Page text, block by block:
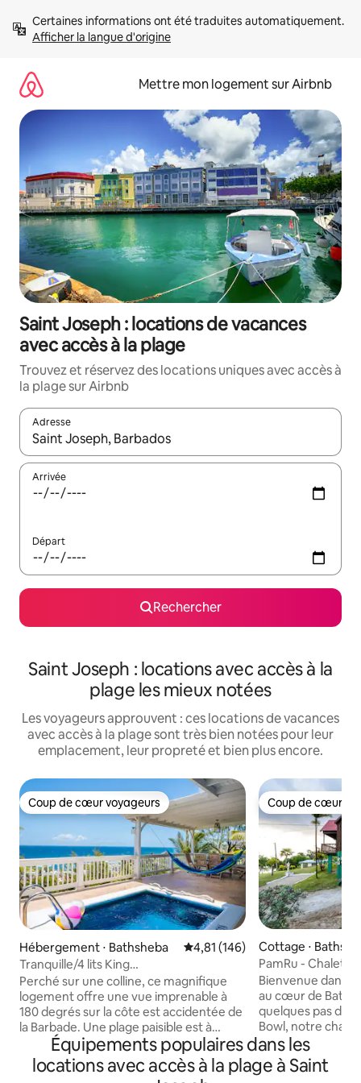
directement
Afficher la langue d'origine
Mettre mon logement sur Airbnb
Saint Joseph : locations de vacances
avec accès à la plage
Trouvez et réservez des locations uniques avec accès à
la plage sur Airbnb
Adresse
Lorsque les résultats s'affichent, utilisez les flèches vers le
Arrivée
Départ
Rechercher
Saint Joseph : locations avec accès à la
plage les mieux notées
Les voyageurs approuvent : ces locations de vacances
avec accès à la plage sont très bien notées pour leur
emplacement, leur propreté et bien plus encore.
Coup de cœur voyageurs
Coup de cœur voyageurs
Hébergement ⋅ Bathsheba Évaluation moyenne sur la
4,81 (146)
Tranquille/4 lits King
size/Piscine/Est/Jeux
Perché sur une colline, ce magnifique
logement offre une vue imprenable à
180 degrés sur la côte est accidentée de
la Barbade. Une plage paisible est à
seulement trois minutes à pied, idéale
pour de longues promenades, la collecte
de coquillages et la détente. Avec
Coup de cœur
Coup de cœur
Cottage ⋅
PamRu - Chalet
imprenable
Bienvenue dans
au cœur de
quelques pas du
Bowl, notre
tranquillité
côtière.
des vagues de
Équipements populaires dans les
locations avec accès à la plage à Saint